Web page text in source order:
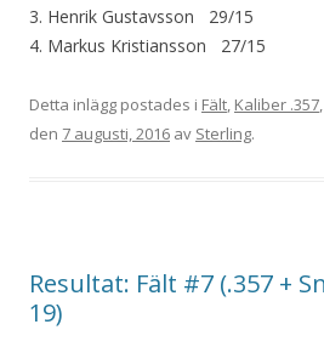
3. Henrik Gustavsson 29/15
4. Markus Kristiansson 27/15
Detta inlägg postades i Fält, Kaliber .357,
den 7 augusti, 2016 av Sterling.
Resultat: Fält #7 (.357 +
19)